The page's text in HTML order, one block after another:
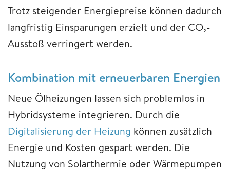
Trotz steigender Energiepreise können dadurch
langfristig Einsparungen erzielt und der CO₂-
Ausstoß verringert werden.
Kombination mit erneuerbaren Energien
Neue Ölheizungen lassen sich problemlos in
Hybridsysteme integrieren. Durch die
Digitalisierung der Heizung können zusätzlich
Energie und Kosten gespart werden. Die
Nutzung von Solarthermie oder Wärmepumpen